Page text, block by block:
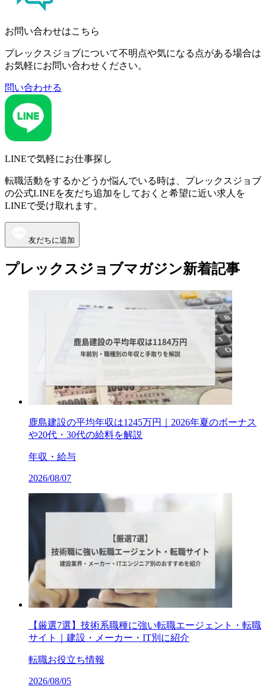
お問い合わせはこちら
プレックスジョブについて不明点や気になる点がある場合は
お気軽にお問い合わせください。
問い合わせる
LINEで気軽にお仕事探し
転職活動をするかどうか悩んでいる時は、プレックスジョブ
の公式LINEを友だち追加をしておくと希望に近い求人を
LINEで受け取れます。
友だちに追加
プレックスジョブマガジン新着記事
鹿島建設の平均年収は1245万円｜2026年夏のボーナス
や20代・30代の給料を解説
年収・給与
2026/08/07
【厳選7選】技術系職種に強い転職エージェント・転職
サイト｜建設・メーカー・IT別に紹介
転職お役立ち情報
2026/08/05